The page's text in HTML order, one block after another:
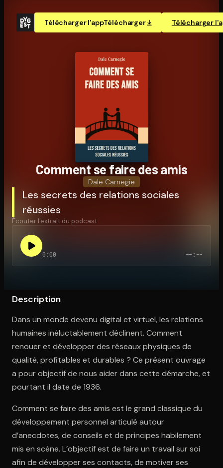
Télécharger l'appTélécharger Télécharger
Ouvre l'app Appareil photo, pointe sur le code. C'est gratuit à
Comment se faire des amis
Dale Carnegie
Les secrets des relations sociales
réussies
Écouter l'extrait du podcast :
0:00 --:--
Description
Dans un monde devenu digital et virtuel, les relations
humaines inéluctablement déclinent. Comment
renouer et développer des réseaux physiques de
qualité, profitables et durables ? Ce présent ouvrage
a pour objectif de nous aider dans cette démarche, et
pourtant il date de 1936.
Comment se faire des amis est le grand classique du
développement personnel articulé autour
d’anecdotes, de conseils et de principes habilement
mis en scène. L’objectif est de faire un travail sur soi
afin de développer ses contacts, de motiver ses